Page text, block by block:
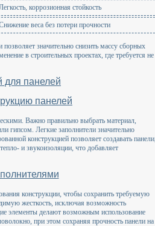
коррозионная стойкость
веса без потери прочности
значительно снизить массу сборных
в строительных проектах, где требуется не
для панелей
панелей
Важно правильно выбрать материал,
гипсом. Легкие заполнители значительно
конструкцией позволяет создавать панели,
и звукоизоляции, что добавляет
конструкции, чтобы сохранить требуемую
жесткость, исключая возможность
элементы делают возможным использование
при этом сохраняя прочность панели на